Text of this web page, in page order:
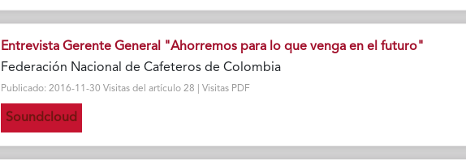
Entrevista Gerente General "Ahorremos para lo que venga en el futuro"
Federación Nacional de Cafeteros de Colombia
Publicado: 2016-11-30 Visitas del artículo 28 | Visitas PDF
Soundcloud